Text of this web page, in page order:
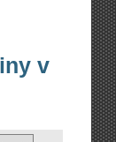
v